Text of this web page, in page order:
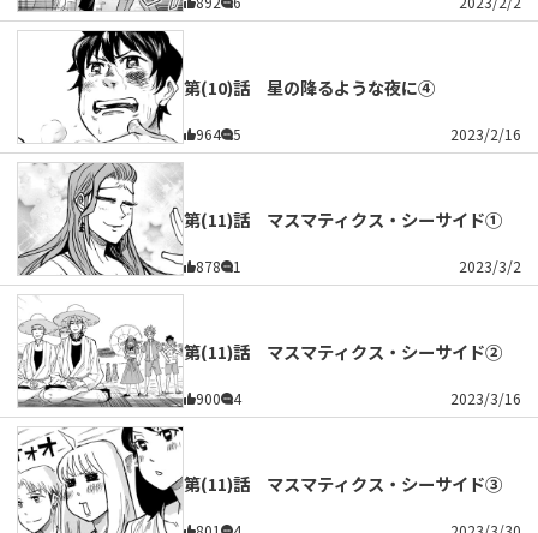
第(10)話 星の降るような夜に④
964 5 2023/2/16
第(11)話 マスマティクス・シーサイド①
878 1 2023/3/2
第(11)話 マスマティクス・シーサイド②
900 4 2023/3/16
第(11)話 マスマティクス・シーサイド③